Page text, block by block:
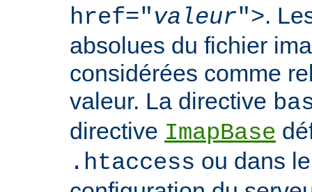
href="valeur">.
absolues du fichier
considérées comme
valeur. La directive
directive ImapBase
.htaccess ou dans